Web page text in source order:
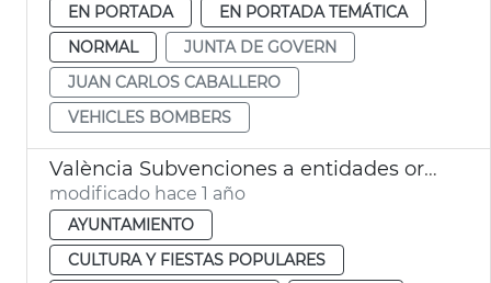
EN PORTADA
EN PORTADA TEMÁTICA
NORMAL
JUNTA DE GOVERN
JUAN CARLOS CABALLERO
VEHICLES BOMBERS
València Subvenciones a entidades organizadoras de fiestas
modificado hace 1 año
AYUNTAMIENTO
CULTURA Y FIESTAS POPULARES